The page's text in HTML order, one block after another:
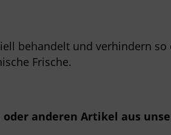
behandelt und verhindern
Frische.
oder anderen Artikel aus